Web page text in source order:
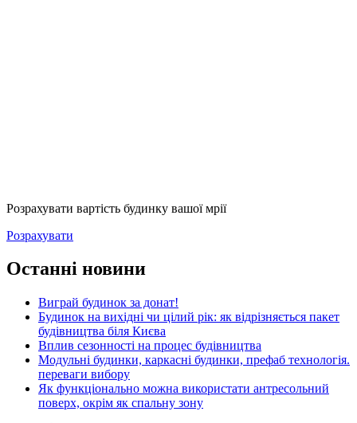
Розрахувати вартість будинку вашої мрії
Розрахувати
Останні новини
Виграй будинок за донат!
Будинок на вихідні чи цілий рік: як відрізняється пакет
будівництва біля Києва
Вплив сезонності на процес будівництва
Модульні будинки, каркасні будинки, префаб технологія.
переваги вибору
Як функціонально можна використати антресольний
поверх, окрім як спальну зону